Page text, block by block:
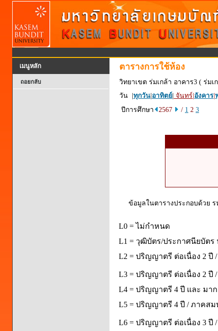
เมนูหลัก
ถอยกลับ
ตารางการใช้ห้อง
วิทยาเขต ร่มเกล้า อาคาร3 ( ร่มเ
วัน | ทุกวัน อาทิตย์ จันทร์ อังคาร
ปีการศึกษา
2567 / 1 2 3
ข้อมูลในตารางประกอบด้วย
L0 = ไม่กำหนด
L1 = วุฒิบัตร/ประกาศนียบัตร
L2 = ปริญญาตรี ต่อเนื่อง 2 ปี
L3 = ปริญญาตรี ต่อเนื่อง 2 ปี
L4 = ปริญญาตรี 4 ปี และ มา
L5 = ปริญญาตรี 4 ปี / ภาคส
L6 = ปริญญาตรี ต่อเนื่อง 3 ปี